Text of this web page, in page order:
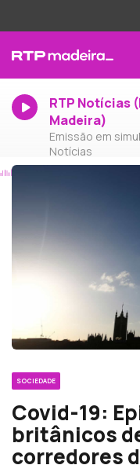
RTP Notícias
Madeira)
Emissão em
Notícias
SOCIEDADE
Covid-19:
britânicos
corredores